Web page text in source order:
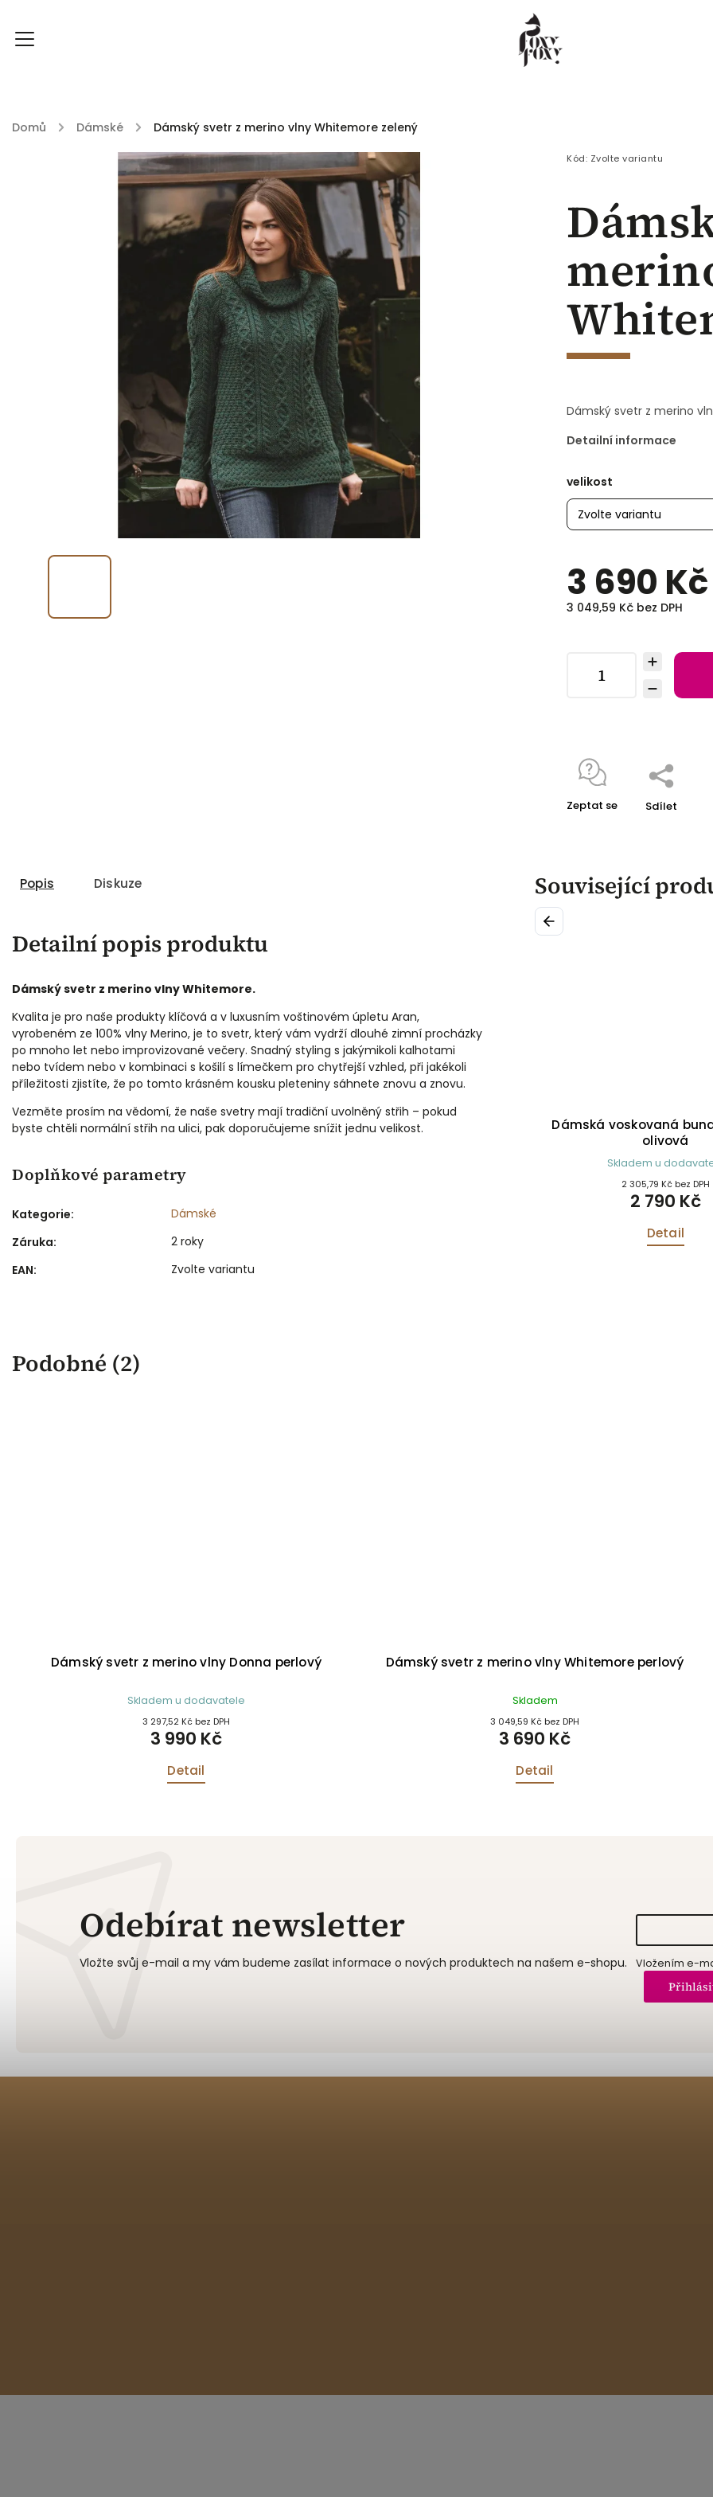
FOXY FOXY kolekce FABLE ENGLAND DU COEUR Pánské Děti
Domů / Dámské / Dámský svetr z merino vlny Whitemore zelený
Kód: Zvolte variantu
Dámský svetr z merino
Detailní informace
velikost
3 690 Kč
3 049,59 Kč bez DPH
Zeptat se Sdílet
Popis Diskuze
Detailní popis produktu
Dámský svetr z merino vlny Whitemore.
Kvalita je pro naše produkty klíčová a v luxusním voštinovém úpletu Aran,
vyrobeném ze 100% vlny Merino, je to svetr, který vám vydrží dlouhé zimní procházky
po mnoho let nebo improvizované večery. Snadný styling s jakýmikoli kalhotami
nebo tvídem nebo v kombinaci s košilí s límečkem pro chytřejší vzhled, při jakékoli
příležitosti zjistíte, že po tomto krásném kousku pleteniny sáhnete znovu a znovu.
Vezměte prosím na vědomí, že naše svetry mají tradiční uvolněný střih – pokud
byste chtěli normální střih na ulici, pak doporučujeme snížit jednu velikost.
Doplňkové parametry
Kategorie:
Dámské
Záruka:
2 roky
EAN: Zvolte variantu
Související
Previous
Plstěný klobouk Richmond Fedora s
koženým lemem a broží z peří zelený
Dámská voskovaná
olivová
Skladem u
2 305,79 Kč bez DPH
2 790 Kč
Detail
Podobné (2)
Dámský svetr z merino vlny Donna perlový
Skladem u dodavatele
3 297,52 Kč bez DPH
3 990 Kč
Detail
Dámský svetr z merino vlny Whitemore perlový
Skladem
3 049,59 Kč bez DPH
3 690 Kč
Detail
Odebírat newsletter
Vložte svůj e-mail a my vám budeme zasílat informace o nových produktech na našem e-shopu. Vložením e-